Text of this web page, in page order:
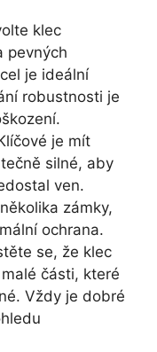
klec
pevných
je ideální
robustnosti je
je mít
silné, aby
ven.
zámky,
ochrana.
se, že klec
části, které
Vždy je dobré